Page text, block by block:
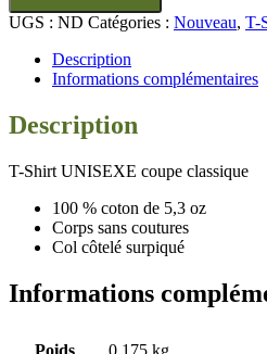
Shirt
Gaspésie
Sauvage
UGS : ND Catégories : Nouveau, T-
Description
Informations complémentaires
Description
T-Shirt UNISEXE coupe classique
100 % coton de 5,3 oz
Corps sans coutures
Col côtelé surpiqué
Informations
Poids 0.175 kg